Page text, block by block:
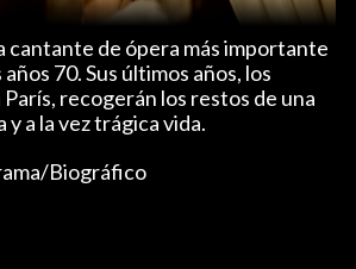
cantante de ópera más importante
70. Sus últimos años, los
París, recogerán los restos de una
a la vez trágica vida.
Biográfico